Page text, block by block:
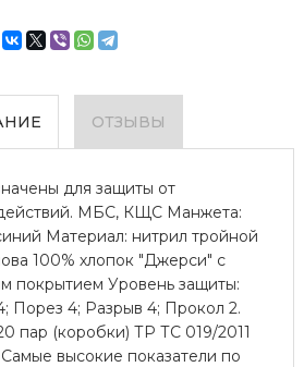
ОТЗЫВЫ
для защиты от
МБС, КЩС Манжета:
Материал: нитрил тройной
100% хлопок "Джерси" с
покрытием Уровень защиты:
Порез 4; Разрыв 4; Прокол 2.
пар (коробки) ТР ТС 019/2011
Самые высокие показатели по